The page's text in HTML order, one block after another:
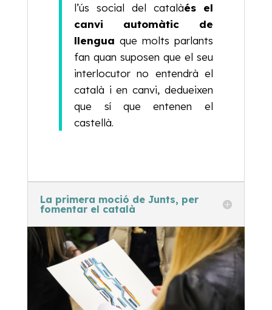
l’ús social del catalàés el
canvi automàtic de
llenguaque molts parlants
fan quan suposen que el seu
interlocutor no entendrà el
català i en canvi, dedueixen
que sí que entenen el
castellà.
La primera moció de Junts, per
fomentar el català